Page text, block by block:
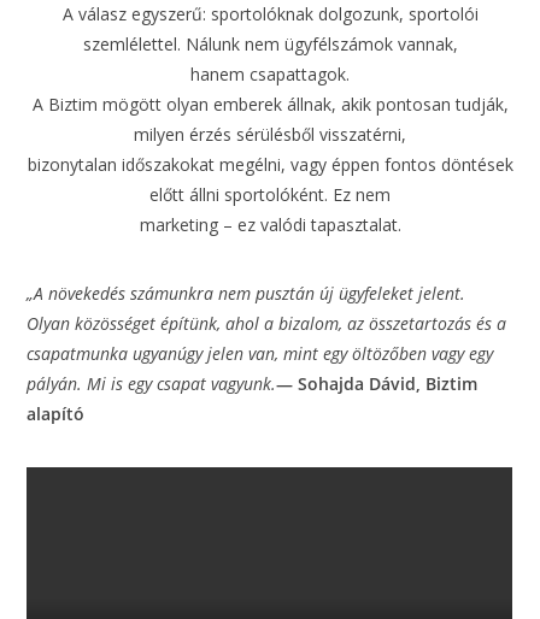
A válasz egyszerű: sportolóknak dolgozunk, sportolói
szemlélettel. Nálunk nem ügyfélszámok vannak,
hanem csapattagok.
A Biztim mögött olyan emberek állnak, akik pontosan tudják,
milyen érzés sérülésből visszatérni,
bizonytalan időszakokat megélni, vagy éppen fontos döntések
előtt állni sportolóként. Ez nem
marketing – ez valódi tapasztalat.
„A növekedés számunkra nem pusztán új ügyfeleket jelent.
Olyan közösséget építünk, ahol a bizalom, az összetartozás és a
csapatmunka ugyanúgy jelen van, mint egy öltözőben vagy egy
pályán. Mi is egy csapat vagyunk.— Sohajda Dávid, Biztim
alapító